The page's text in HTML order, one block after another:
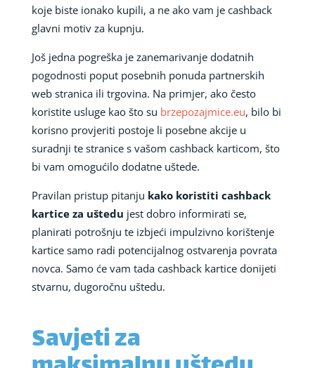
koje biste ionako kupili, a ne ako vam je cashback
glavni motiv za kupnju.
Još jedna pogreška je zanemarivanje dodatnih
pogodnosti poput posebnih ponuda partnerskih
web stranica ili trgovina. Na primjer, ako često
koristite usluge kao što su brzepozajmice.eu, bilo bi
korisno provjeriti postoje li posebne akcije u
suradnji te stranice s vašom cashback karticom, što
bi vam omogućilo dodatne uštede.
Pravilan pristup pitanju kako koristiti cashback
kartice za uštedu jest dobro informirati se,
planirati potrošnju te izbjeći impulzivno korištenje
kartice samo radi potencijalnog ostvarenja povrata
novca. Samo će vam tada cashback kartice donijeti
stvarnu, dugoročnu uštedu.
Savjeti za